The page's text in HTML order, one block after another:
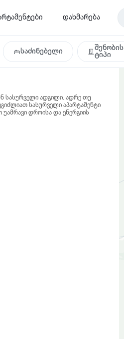
დახმარება
საძინებელი
შენობის
ტიპი
სასურველი ადგილი. ადრე თუ
სასურველი აპარტამენტი
დროისა და ენერგიის